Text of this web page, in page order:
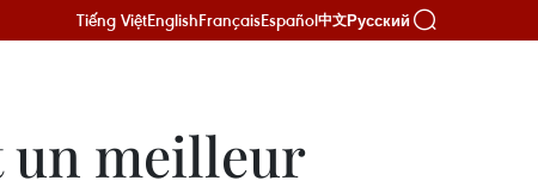
Tiếng ViệtEnglishFrançaisEspañol中文Русский
un meilleur